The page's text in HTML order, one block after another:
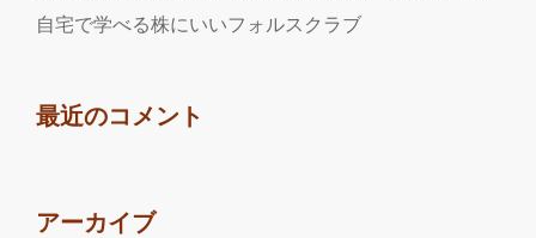
自宅で学べる株にいいフォルスクラブ
最近のコメント
アーカイブ